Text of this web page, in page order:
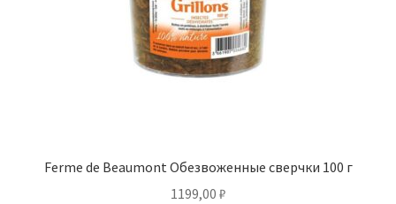
Ferme de Beaumont Обезвоженные сверчки 100 г
1199,00 ₽